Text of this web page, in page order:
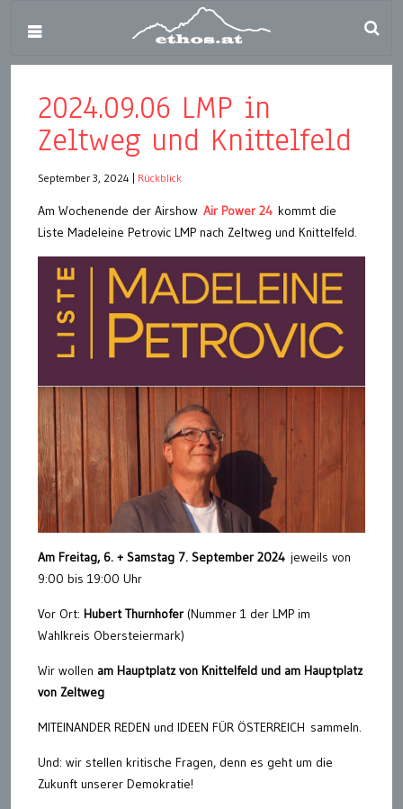
2024.09.06 LMP in
Zeltweg und Knittelfeld
September 3, 2024 Rückblick
Am Wochenende der Airshow Air Power 24 kommt die
Liste Madeleine Petrovic LMP nach Zeltweg und Knittelfeld.
Am Freitag, 6. + Samstag 7. September 2024 jeweils von
9:00 bis 19:00 Uhr
Vor Ort: Hubert Thurnhofer (Nummer 1 der LMP im
Wahlkreis Obersteiermark)
Wir wollen am Hauptplatz von Knittelfeld und am Hauptplatz
von Zeltweg
MITEINANDER REDEN und IDEEN FÜR ÖSTERREICH sammeln.
Und: wir stellen kritische Fragen, denn es geht um die
Zukunft unserer Demokratie!